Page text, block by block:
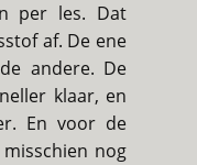
per les. Dat
af. De ene
andere. De
klaar, en
En voor de
nog